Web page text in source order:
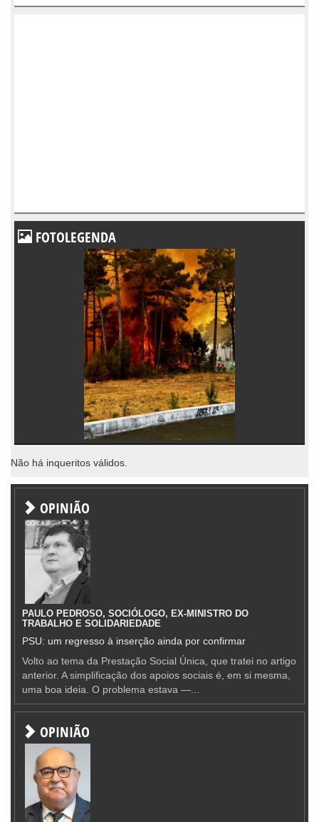
FOTOLEGENDA
Não há inqueritos válidos.
OPINIÃO
PAULO PEDROSO, SOCIÓLOGO, EX-MINISTRO DO
TRABALHO E SOLIDARIEDADE
PSU: um regresso à inserção ainda por confirmar
Volto ao tema da Prestação Social Única, que tratei no artigo
anterior. A simplificação dos apoios sociais é, em si mesma,
uma boa ideia. O problema estava —...
OPINIÃO